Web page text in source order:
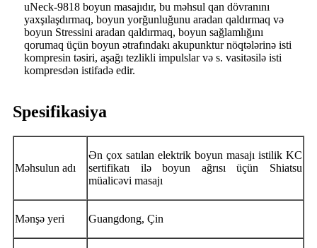
uNeck-9818 boyun masajıdır, bu məhsul qan dövranını
yaxşılaşdırmaq, boyun yorğunluğunu aradan qaldırmaq və
boyun Stressini aradan qaldırmaq, boyun sağlamlığını
qorumaq üçün boyun ətrafındakı akupunktur nöqtələrinə isti
kompresin təsiri, aşağı tezlikli impulslar və s. vasitəsilə isti
kompresdən istifadə edir.
Spesifikasiya
Məhsulun adı
Ən çox satılan elektrik boyun masajı istilik KC
sertifikatı ilə boyun ağrısı üçün Shiatsu
müalicəvi masajı
Mənşə yeri Guangdong, Çin